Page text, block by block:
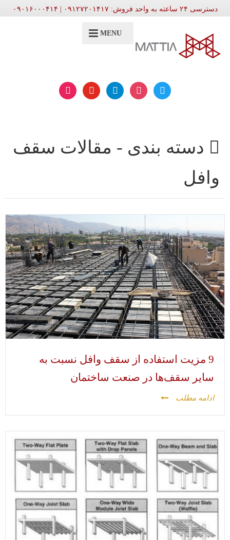
دسترسی ۲۴ ساعته به واحد فروش: ۰۹۱۲۷۲۰۱۴۱۷ | ۰۹۰۱۶۰۰۰۴۱۴
MENU
twitter
instagram
telegram
youtube
aparat
دسته بندی - مقالات سقف
وافل
9 مزیت استفاده از سقف وافل نسبت به
سایر سقف‌ها در صنعت ساختمان
ادامه مطلب